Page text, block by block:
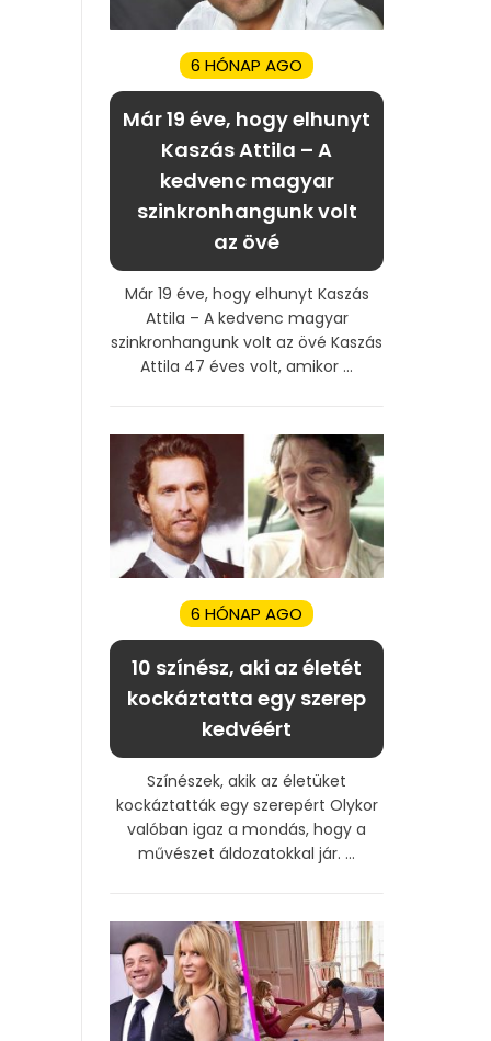
6 HÓNAP AGO
Már 19 éve, hogy elhunyt
Kaszás Attila – A
kedvenc magyar
szinkronhangunk volt
az övé
Már 19 éve, hogy elhunyt Kaszás
Attila – A kedvenc magyar
szinkronhangunk volt az övé Kaszás
Attila 47 éves volt, amikor ...
6 HÓNAP AGO
10 színész, aki az életét
kockáztatta egy szerep
kedvéért
Színészek, akik az életüket
kockáztatták egy szerepért Olykor
valóban igaz a mondás, hogy a
művészet áldozatokkal jár. ...